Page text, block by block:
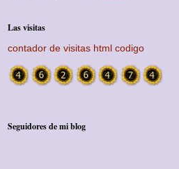
Las visitas
contador de visitas html codigo
Seguidores de mi blog